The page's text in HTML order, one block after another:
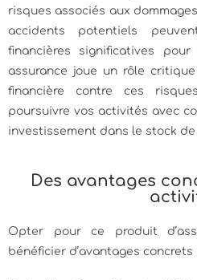
risques associés aux
accidents potentiels
financières significatives
assurance joue un rôle
financière contre ces
poursuivre vos activités avec
investissement dans le stock
Des avantages
Opter pour ce produit
bénéficier d’avantages